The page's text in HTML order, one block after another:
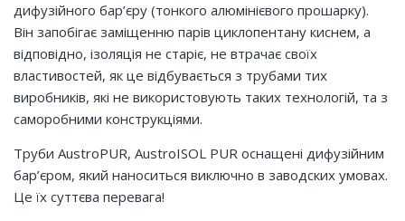
дифузійного бар’єру (тонкого алюмінієвого прошарку).
Він запобігає заміщенню парів циклопентану киснем, а
відповідно, ізоляція не старіє, не втрачає своїх
властивостей, як це відбувається з трубами тих
виробників, які не використовують таких технологій, та з
саморобними конструкціями.
Труби AustroPUR, AustroISOL PUR оснащені дифузійним
бар’єром, який наноситься виключно в заводских умовах.
Це їх суттєва перевага!